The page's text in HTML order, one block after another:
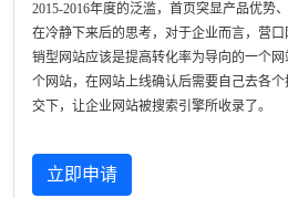
2015-2016年度的泛滥，首页突显产品优势
在冷静下来后的思考，对于企业而言，营
销型网站应该是提高转化率为导向的一个
个网站，在网站上线确认后需要自己去各
交下，让企业网站被搜索引擎所收录了。
立即申请